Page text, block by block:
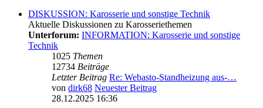
DISKUSSION: Karosserie und sonstige Technik
Aktuelle Diskussionen zu Karosseriethemen
Unterforum: INFORMATION: Karosserie und sonstige
Technik
1025 Themen
12734 Beiträge
Letzter Beitrag Re: Webasto-Standheizung aus-…
von dirk68 Neuester Beitrag
28.12.2025 16:36